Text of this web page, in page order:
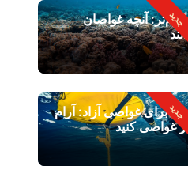
آنچه غواصان
برای غواصی آزاد: آرام
غواصی کنید